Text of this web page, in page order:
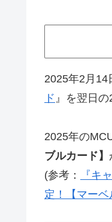
2025年2月14
ド 』を翌日
2025年の
ブルカード】
(参考：
『キ
定！【マー